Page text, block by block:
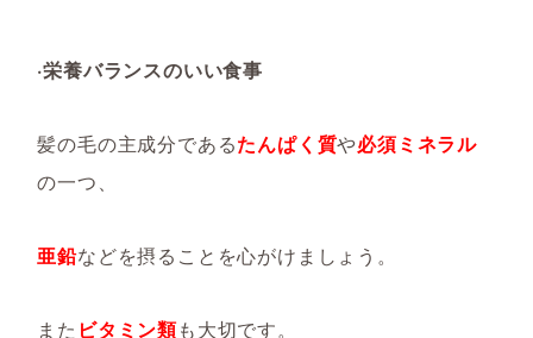
·栄養バランスのいい食事
髪の毛の主成分であるたんぱく質や必須ミネラル
の一つ、
亜鉛などを摂ることを心がけましょう。
また ビタミン類も大切です。